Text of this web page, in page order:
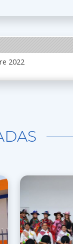
2022